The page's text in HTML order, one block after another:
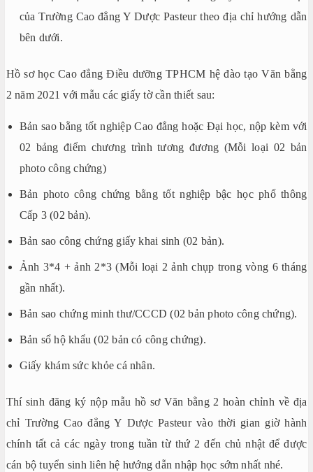
của Trường Cao đẳng Y Dược Pasteur theo địa chỉ hướng dẫn
bên dưới.
Hồ sơ học Cao đẳng Điều dưỡng TPHCM hệ đào tạo Văn bằng
2 năm 2021 với mẫu các giấy tờ cần thiết sau:
Bản sao bằng tốt nghiệp Cao đẳng hoặc Đại học, nộp kèm với
02 bảng điểm chương trình tương đương (Mỗi loại 02 bản
photo công chứng)
Bản photo công chứng bằng tốt nghiệp bậc học phổ thông
Cấp 3 (02 bản).
Bản sao công chứng giấy khai sinh (02 bản).
Ảnh 3*4 + ảnh 2*3 (Mỗi loại 2 ảnh chụp trong vòng 6 tháng
gần nhất).
Bản sao chứng minh thư/CCCD (02 bản photo công chứng).
Bản sổ hộ khẩu (02 bản có công chứng).
Giấy khám sức khỏe cá nhân.
Thí sinh đăng ký nộp mẫu hồ sơ Văn bằng 2 hoàn chỉnh về địa
chỉ Trường Cao đẳng Y Dược Pasteur vào thời gian giờ hành
chính tất cả các ngày trong tuần từ thứ 2 đến chủ nhật để được
cán bộ tuyển sinh liên hệ hướng dẫn nhập học sớm nhất nhé.